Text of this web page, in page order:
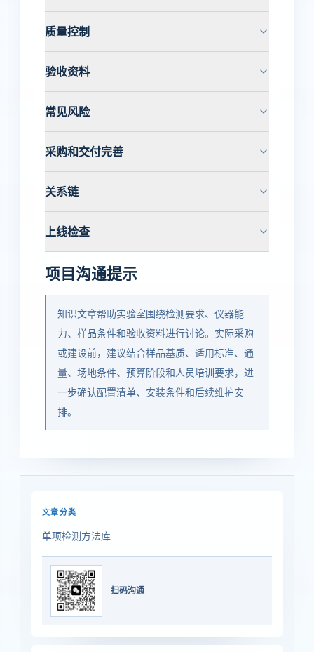
质量控制
验收资料
常见风险
采购和交付完善
关系链
上线检查
项目沟通提示
知识文章帮助实验室围绕检测要求、仪器能
力、样品条件和验收资料进行讨论。实际采购
或建设前，建议结合样品基质、适用标准、通
量、场地条件、预算阶段和人员培训要求，进
一步确认配置清单、安装条件和后续维护安
排。
文章分类
单项检测方法库
扫码沟通